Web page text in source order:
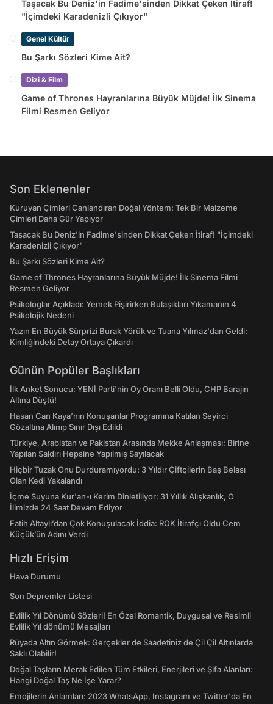
Taşacak Bu Deniz'in Fadime'sinden Dikkat Çeken İtiraf!
"İçimdeki Karadenizli Çıkıyor"
Genel Kültür
Bu Şarkı Sözleri Kime Ait?
Dizi & Film
Game of Thrones Hayranlarına Büyük Müjde! İlk Sinema
Filmi Resmen Geliyor
Son Eklenenler
Kuruyan Çimleri Canlandıran Doğal Yöntem: Tek Bir Malzeme
Çimleri Daha Gür Yapıyor
Taşacak Bu Deniz'in Fadime'sinden Dikkat Çeken İtiraf! "İçimdeki
Karadenizli Çıkıyor"
Bu Şarkı Sözleri Kime Ait?
Game of Thrones Hayranlarına Büyük Müjde! İlk Sinema Filmi
Resmen Geliyor
Psikologlar Açıkladı: Yemek Pişirirken Bulaşıkları Yıkamanın 4
Psikolojik Nedeni
Yazın En Büyük Sürprizi Burak Yörük ve Tuana Yılmaz'dan Geldi:
Kimliğindeki Detay Ortaya Çıkardı
Günün Popüler Başlıkları
İlk Anket Sonucu: YENİ Parti'nin Oy Oranı Belli Oldu, CHP Barajın
Altına Düştü!
Hasan Can Kaya’nın Konuşanlar Programına Katılan Seyirci
Gözaltına Alınıp Sınır Dışı Edildi
Türkiye, Arabistan ve Pakistan Arasında Mekke Anlaşması: Birine
Yapılan Saldırı Hepsine Yapılmış Sayılacak
Hiçbir Tuzak Onu Durduramıyordu: 3 Yıldır Çiftçilerin Baş Belası
Olan Kedi Yakalandı
İçme Suyuna Kur'an-ı Kerim Dinletiliyor: 31 Yıllık Alışkanlık, O
İlimizde 24 Saat Devam Ediyor
Fatih Altaylı’dan Çok Konuşulacak İddia: ROK İtirafçı Oldu Cem
Küçük’ün Adını Verdi
Hızlı Erişim
Hava Durumu
Son Depremler Listesi
Evlilik Yıl Dönümü Sözleri! En Özel Romantik, Duygusal ve Resimli
Evlilik Yıl dönümü Mesajları
Rüyada Altın Görmek: Gerçekler de Saadetiniz de Çil Çil Altınlarda
Saklı Olabilir!
Doğal Taşların Merak Edilen Tüm Etkileri, Enerjileri ve Şifa Alanları:
Hangi Doğal Taş Ne İşe Yarar?
Emojilerin Anlamları: 2023 WhatsApp, Instagram ve Twitter'da En